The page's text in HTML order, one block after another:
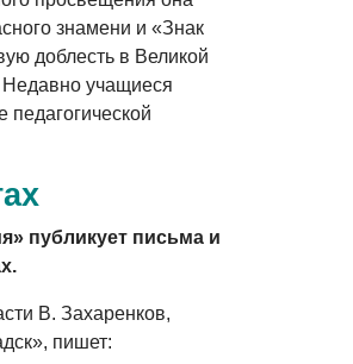
знамени и «Знак
доблесть в Великой
Недавно учащиеся
педагогической
публикует письма и
В. Захаренков,
пишет: